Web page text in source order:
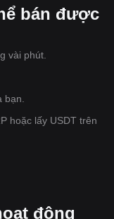
bán được
vài phút.
hoặc lấy USDT trên
động